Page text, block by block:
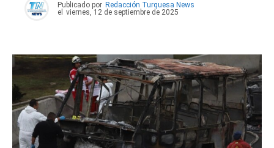
Publicado por Redacción Turquesa News
el viernes, 12 de septiembre de 2025